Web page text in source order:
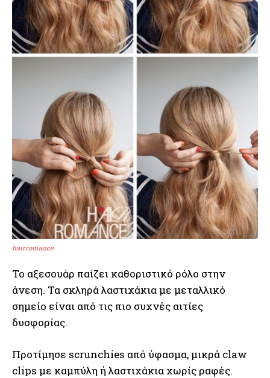
hairromance
Το αξεσουάρ παίζει καθοριστικό ρόλο στην
άνεση. Τα σκληρά λαστιχάκια με μεταλλικό
σημείο είναι από τις πιο συχνές αιτίες
δυσφορίας.
Προτίμησε scrunchies από ύφασμα, μικρά claw
clips με καμπύλη ή λαστιχάκια χωρίς ραφές.